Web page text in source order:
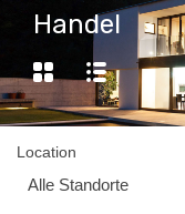
Handel
Location
Alle Standorte